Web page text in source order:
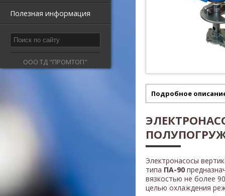
Полезная информация
ООО ТД "ПРОМТОП"
Подробное
Электронасосы
типа ПА-90
вязкостью не более
целью охлаждения